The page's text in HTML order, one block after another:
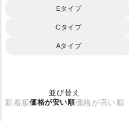
Eタイプ
Cタイプ
Aタイプ
並び替え
新着順価格が安い順価格が高い順